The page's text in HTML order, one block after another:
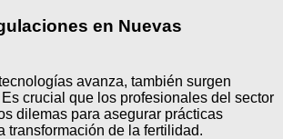
en Nuevas
avanza, también surgen
crucial que los profesionales del sector
dilemas para asegurar prácticas
transformación de la fertilidad.